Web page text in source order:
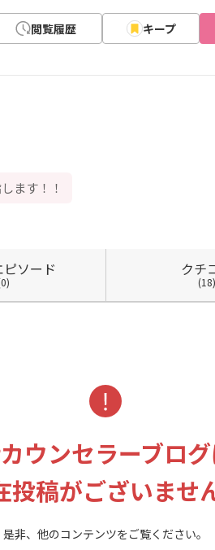
閲覧履歴 キープ
ます！！
ピソード クチ
(18)
ウンセラーブログ
投稿がございませ
是非、他のコンテンツをご覧ください。